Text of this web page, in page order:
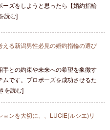
ーズをしようと思ったら【婚約指輪
読む]
える新潟男性必見の婚約指輪の選び
手との約束や未来への希望を象徴す
ムです。プロポーズを成功させるた
を読む]
ョンを大切に、、LUCIE(ルシエ)リ